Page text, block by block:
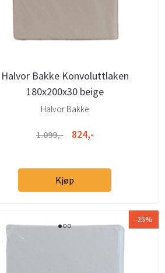
Halvor Bakke Konvoluttlaken
180x200x30 beige
Halvor Bakke
1.099,- 824,-
Kjøp
-25%